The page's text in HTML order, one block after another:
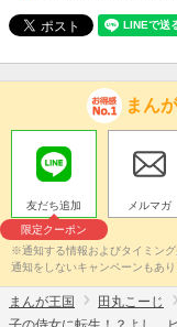
まん
友だち追加
限定クーポン
メルマガ
※通知する情報およびタイミン
通知をしないキャンペーンもあり
まんが王国 田丸こーじ